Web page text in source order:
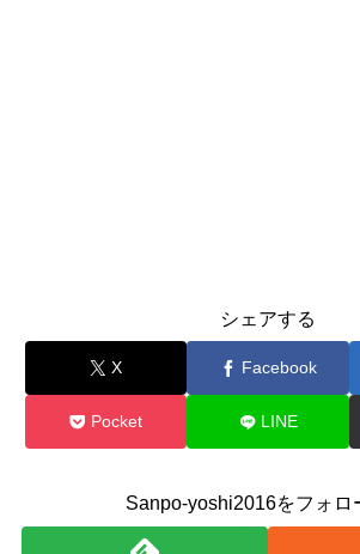
シェアする
X Facebook
Pocket LINE
Sanpo-yoshi2016をフォロ